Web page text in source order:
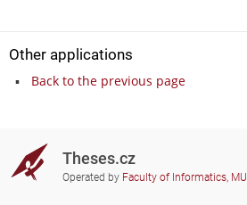
Other applications
Back to the previous page
Theses.cz
Operated by Faculty of Informatics, MU